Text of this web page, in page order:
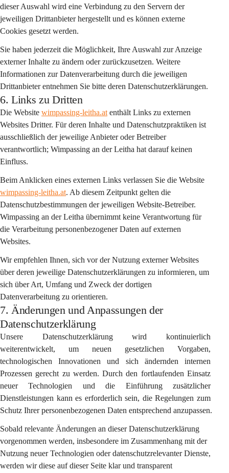
dieser Auswahl wird eine Verbindung zu den Servern der
jeweiligen Drittanbieter hergestellt und es können externe
Cookies gesetzt werden.
Sie haben jederzeit die Möglichkeit, Ihre Auswahl zur Anzeige
externer Inhalte zu ändern oder zurückzusetzen. Weitere
Informationen zur Datenverarbeitung durch die jeweiligen
Drittanbieter entnehmen Sie bitte deren Datenschutzerklärungen.
6. Links zu Dritten
Die Website wimpassing-leitha.at enthält Links zu externen
Websites Dritter. Für deren Inhalte und Datenschutzpraktiken ist
ausschließlich der jeweilige Anbieter oder Betreiber
verantwortlich; Wimpassing an der Leitha hat darauf keinen
Einfluss.
Beim Anklicken eines externen Links verlassen Sie die Website
wimpassing-leitha.at. Ab diesem Zeitpunkt gelten die
Datenschutzbestimmungen der jeweiligen Website-Betreiber.
Wimpassing an der Leitha übernimmt keine Verantwortung für
die Verarbeitung personenbezogener Daten auf externen
Websites.
Wir empfehlen Ihnen, sich vor der Nutzung externer Websites
über deren jeweilige Datenschutzerklärungen zu informieren, um
sich über Art, Umfang und Zweck der dortigen
Datenverarbeitung zu orientieren.
7. Änderungen und Anpassungen der
Datenschutzerklärung
Unsere Datenschutzerklärung wird kontinuierlich
weiterentwickelt, um neuen gesetzlichen Vorgaben,
technologischen Innovationen und sich ändernden internen
Prozessen gerecht zu werden. Durch den fortlaufenden Einsatz
neuer Technologien und die Einführung zusätzlicher
Dienstleistungen kann es erforderlich sein, die Regelungen zum
Schutz Ihrer personenbezogenen Daten entsprechend anzupassen.
Sobald relevante Änderungen an dieser Datenschutzerklärung
vorgenommen werden, insbesondere im Zusammenhang mit der
Nutzung neuer Technologien oder datenschutzrelevanter Dienste,
werden wir diese auf dieser Seite klar und transparent